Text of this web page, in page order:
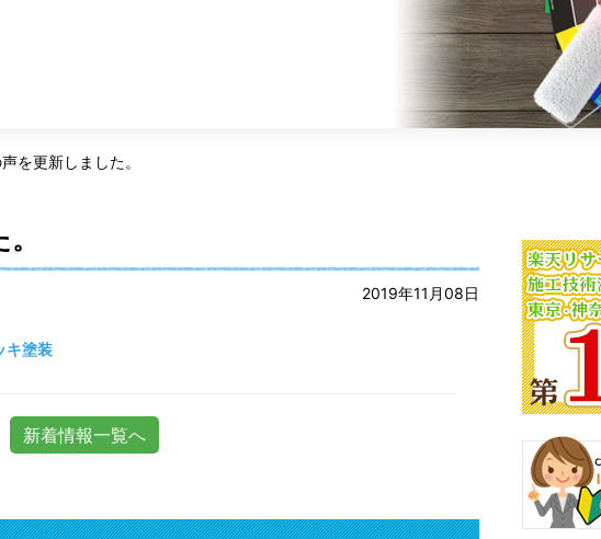
を更新しました。
2019年11月08日
塗装
新着情報一覧へ